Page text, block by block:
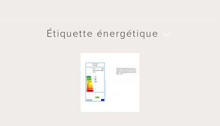
Étiquette énergétique